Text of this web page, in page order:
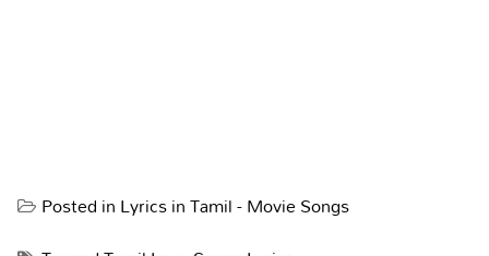
Posted inLyrics in Tamil - Movie Songs